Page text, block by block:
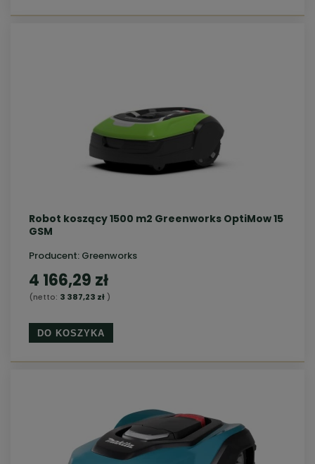
Robot koszący 1500 m2 Greenworks OptiMow 15
GSM
Producent: Greenworks
4 166,29 zł
(netto: 3 387,23 zł)
DO KOSZYKA